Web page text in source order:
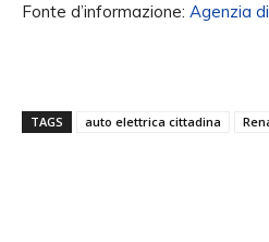
Fonte d’informazione: Agenzia
TAGS auto elettrica cittadina